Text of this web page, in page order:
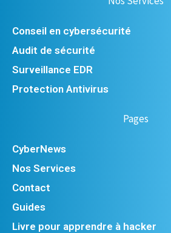
Conseil en cybersécurité
Audit de sécurité
Surveillance EDR
Protection Antivirus
Pages
CyberNews
Nos Services
Contact
Guides
Livre pour apprendre à hacker